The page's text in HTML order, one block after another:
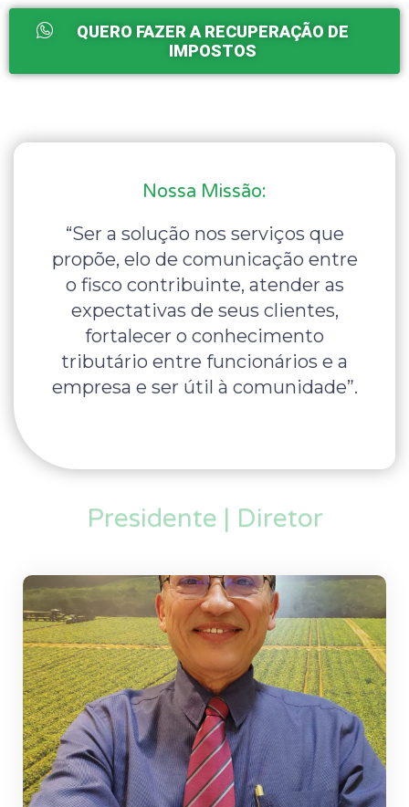
QUERO FAZER A RECUPERAÇÃO DE
IMPOSTOS
Presidente | Diretor
Nossa Missão:
“Ser a solução nos serviços que
propõe, elo de comunicação entre
o fisco contribuinte, atender as
expectativas de seus clientes,
fortalecer o conhecimento
tributário entre funcionários e a
empresa e ser útil à comunidade”.